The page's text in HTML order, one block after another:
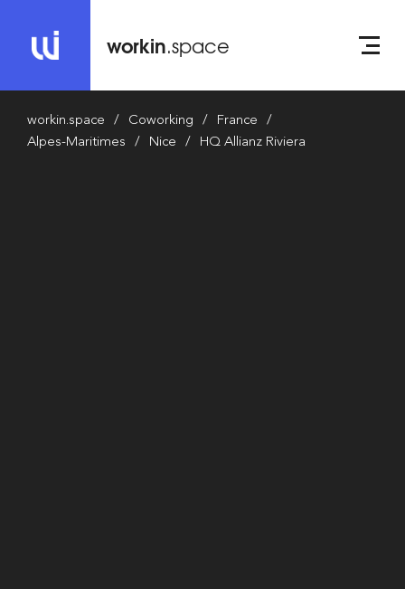
workin.space
workin.space Coworking
France
Alpes-Maritimes
Nice HQ Allianz Riviera